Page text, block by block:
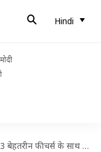
Hindi
के साथ 4 रंगों के विकल्प में लॉन्च, जानिए कीमत